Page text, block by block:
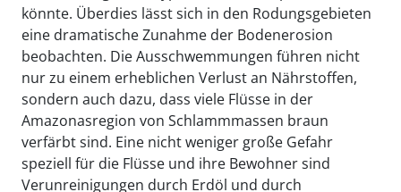
könnte. Überdies lässt sich in den Rodungsgebieten
eine dramatische Zunahme der Bodenerosion
beobachten. Die Ausschwemmungen führen nicht
nur zu einem erheblichen Verlust an Nährstoffen,
sondern auch dazu, dass viele Flüsse in der
Amazonasregion von Schlammmassen braun
verfärbt sind. Eine nicht weniger große Gefahr
speziell für die Flüsse und ihre Bewohner sind
Verunreinigungen durch Erdöl und durch